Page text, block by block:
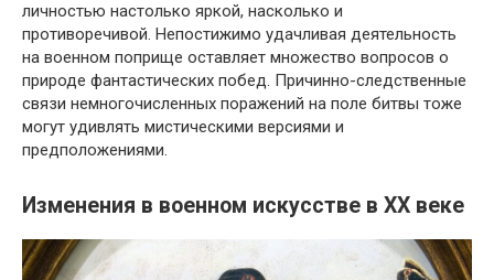
личностью настолько яркой, насколько и
противоречивой. Непостижимо удачливая деятельность
на военном поприще оставляет множество вопросов о
природе фантастических побед. Причинно-следственные
связи немногочисленных поражений на поле битвы тоже
могут удивлять мистическими версиями и
предположениями.
Изменения в военном искусстве в XX веке